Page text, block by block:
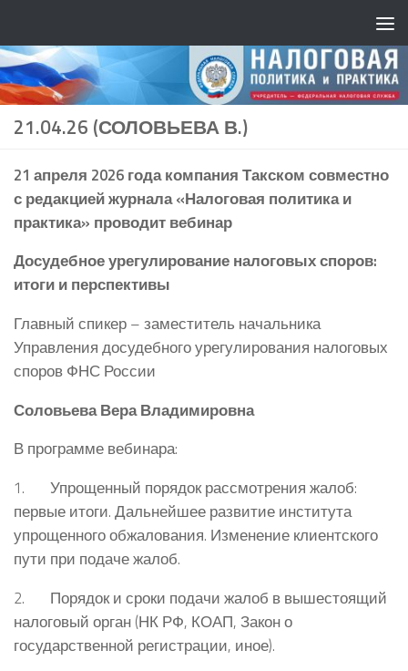
21.04.26 (СОЛОВЬЕВА В.)
21 апреля 2026 года компания Такском совместно
с редакцией журнала «Налоговая политика и
практика» проводит вебинар
Досудебное урегулирование налоговых споров:
итоги и перспективы
Главный спикер – заместитель начальника
Управления досудебного урегулирования налоговых
споров ФНС России
Соловьева Вера Владимировна
В программе вебинара:
1. Упрощенный порядок рассмотрения жалоб:
первые итоги. Дальнейшее развитие института
упрощенного обжалования. Изменение клиентского
пути при подаче жалоб.
2. Порядок и сроки подачи жалоб в вышестоящий
налоговый орган (НК РФ, КОАП, Закон о
государственной регистрации, иное).